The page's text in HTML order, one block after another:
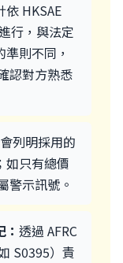
依 HKSAE
行，與法定
則不同，
認對方熟悉
列明採用的
如只有總價
警示訊號。
透過 AFRC
S0395）責